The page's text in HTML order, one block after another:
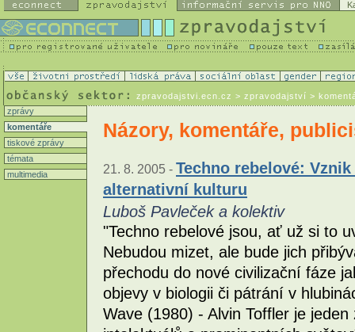
zpravodajstvi.ecn.cz > zpravodajství >
zprávy
komentáře
tiskové zprávy
témata
multimedia
Názory, komentáře,
21. 8. 2005 - Techno rebelové:
alternativní kulturu
Luboš Pavleček a kolektiv
"Techno rebelové jsou, ať už si to
Nebudou mizet, ale bude jich
přechodu do nové civilizační fáze
objevy v biologii či pátrání v
Wave (1980) - Alvin Toffler je